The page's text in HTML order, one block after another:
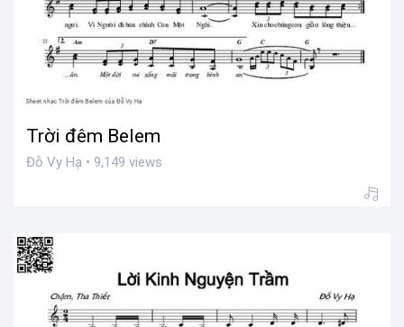
Trời đêm Belem
Đỗ Vy Hạ • 9,149 views